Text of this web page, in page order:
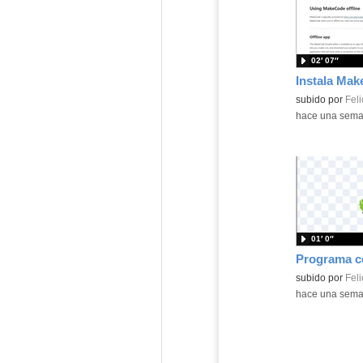
Contenido
subido por
02′ 07″
-hace una
Contenido
subido por
01′ 0″
-hace una